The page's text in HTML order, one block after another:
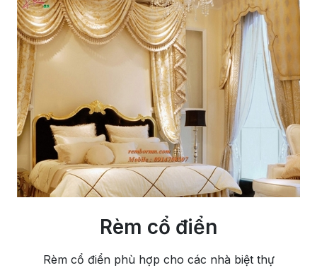
Rèm cổ điển
Rèm cổ điển phù hợp cho các nhà biệt thự